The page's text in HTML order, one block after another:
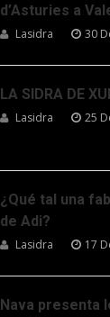
d’Asturies a
Lasidra 30
LA SIDRA DE
Lasidra 25
¿Qué tal una
de Adi?
Lasidra 17
Nava presenta